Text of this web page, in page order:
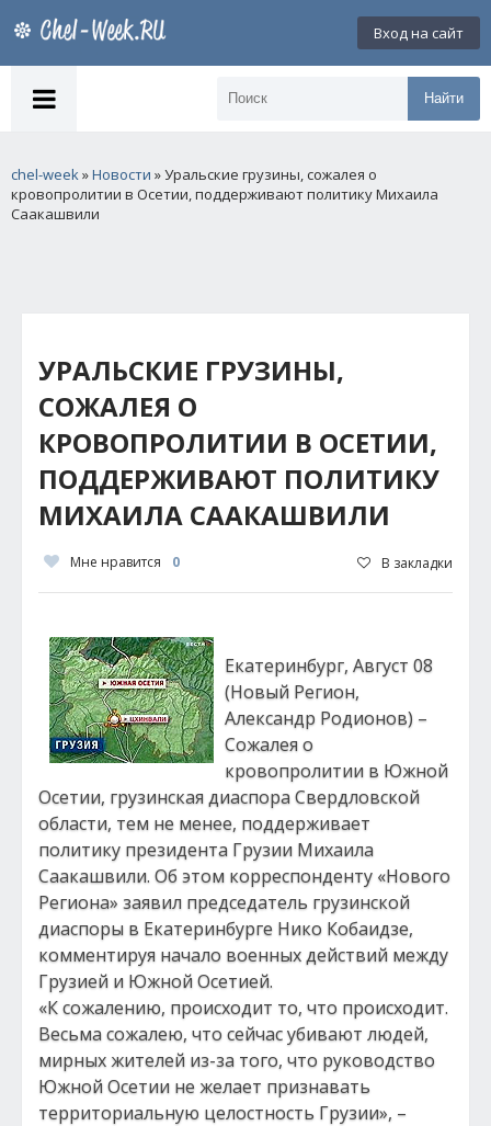
Вход на сайт
Найти
chel-week»Новости » Уральские грузины, сожалея о
кровопролитии в Осетии, поддерживают политику Михаила
Саакашвили
УРАЛЬСКИЕ ГРУЗИНЫ,
СОЖАЛЕЯ О
КРОВОПРОЛИТИИ В ОСЕТИИ,
ПОДДЕРЖИВАЮТ ПОЛИТИКУ
МИХАИЛА СААКАШВИЛИ
Мне нравится 0 В закладки
Екатеринбург, Август 08
(Новый Регион,
Александр Родионов) –
Сожалея о
кровопролитии в Южной
Осетии, грузинская диаспора Свердловской
области, тем не менее, поддерживает
политику президента Грузии Михаила
Саакашвили. Об этом корреспонденту «Нового
Региона» заявил председатель грузинской
диаспоры в Екатеринбурге Нико Кобаидзе,
комментируя начало военных действий между
Грузией и Южной Осетией.
«К сожалению, происходит то, что происходит.
Весьма сожалею, что сейчас убивают людей,
мирных жителей из-за того, что руководство
Южной Осетии не желает признавать
территориальную целостность Грузии», –